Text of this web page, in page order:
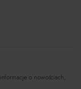
o nowościach,